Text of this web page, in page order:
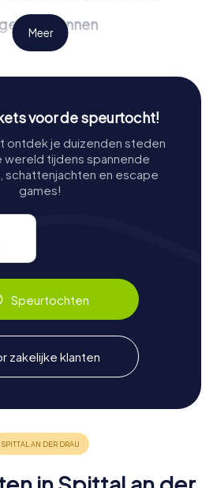
Verkennen
het museum zijn zorgvuldig
bieden op de culturele
leven van de regio. Terwijl je
van het kasteel wandelt,
aan artefacten tegen,
en gereedschappen tot
en religieuze objecten. Elk stuk
driedimensionaal getuigenis
werk en de spirituele houdingen
in Spittal an der
an der Drau met de
van myCityHunt! Los
Meer
voor de speurtocht!
ontdek je duizenden steden
wereld tijdens spannende
schattenjachten en escape
games!
Speurtochten
zakelijke klanten